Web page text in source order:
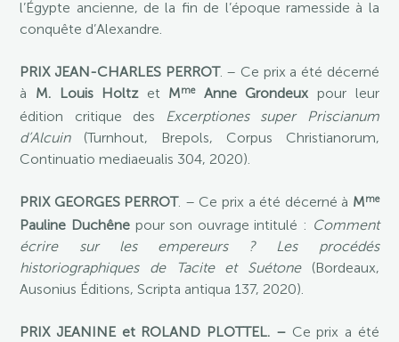
l’Égypte ancienne, de la fin de l’époque ramesside à la
conquête d’Alexandre.
PRIX JEAN-CHARLES PERROT. – Ce prix a été décerné
à M. Louis Holtzet MmeAnne Grondeux pour leur
édition critique des Excerptiones super Priscianum
d’Alcuin(Turnhout, Brepols, Corpus Christianorum,
Continuatio mediaeualis 304, 2020).
PRIX GEORGES PERROT. – Ce prix a été décerné à Mme
Pauline Duchêne pour son ouvrage intitulé : Comment
écrire sur les empereurs ? Les procédés
historiographiques de Tacite et Suétone(Bordeaux,
Ausonius Éditions, Scripta antiqua 137, 2020).
PRIX JEANINE et ROLAND PLOTTEL. –Ce prix a été